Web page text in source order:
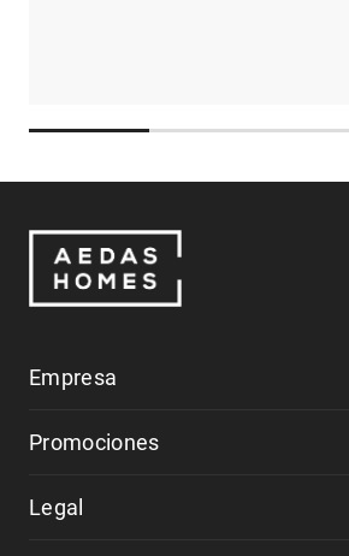
Empresa
Promociones
Legal